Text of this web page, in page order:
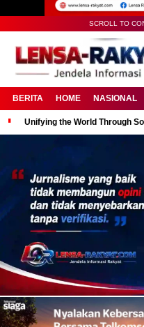
SCROLL TO
BERITA HOME NASIONAL
Unifying the World Through